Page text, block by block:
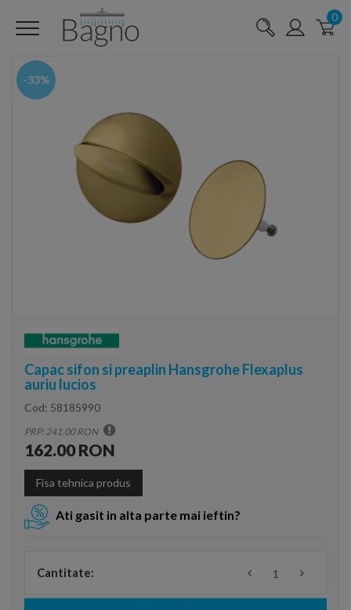
0
-33%
Capac sifon si preaplin Hansgrohe Flexaplus
auriu lucios
Cod: 58185990
PRP: 241.00 RON
162.00 RON
Fisa tehnica produs
Ati gasit in alta parte mai ieftin?
Cantitate: